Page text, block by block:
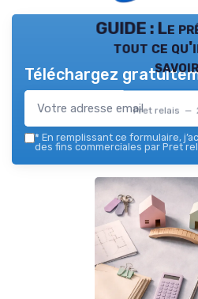
GUIDE : Le
tout ce
Pret relais —
Téléchargez
* En remplissant ce formulaire,
des fins commerciales par Pret